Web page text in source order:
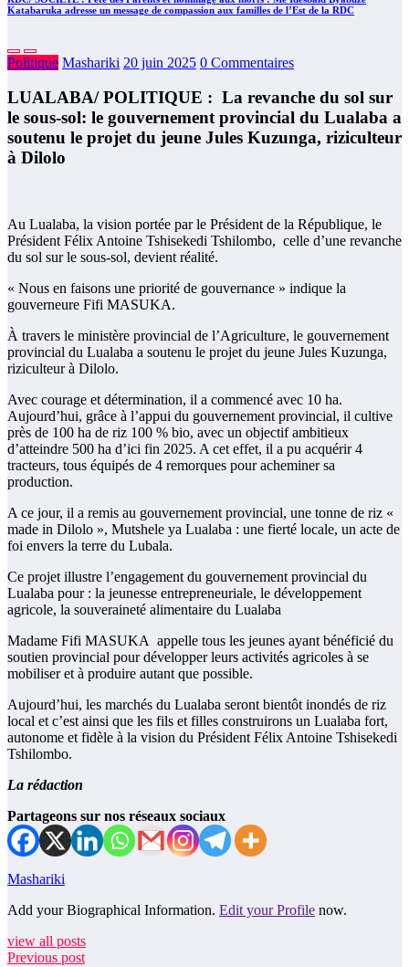
Katabaruka adresse un message de compassion aux familles de l’Est de la RDC
Politique Mashariki 20 juin 2025 0 Commentaires
LUALABA/ POLITIQUE : La revanche du sol sur
le sous-sol: le gouvernement provincial du Lualaba a
soutenu le projet du jeune Jules Kuzunga, riziculteur
à Dilolo
Au Lualaba, la vision portée par le Président de la République, le
Président Félix Antoine Tshisekedi Tshilombo, celle d’une revanche
du sol sur le sous-sol, devient réalité.
« Nous en faisons une priorité de gouvernance » indique la
gouverneure Fifi MASUKA.
À travers le ministère provincial de l’Agriculture, le gouvernement
provincial du Lualaba a soutenu le projet du jeune Jules Kuzunga,
riziculteur à Dilolo.
Avec courage et détermination, il a commencé avec 10 ha.
Aujourd’hui, grâce à l’appui du gouvernement provincial, il cultive
près de 100 ha de riz 100 % bio, avec un objectif ambitieux
d’atteindre 500 ha d’ici fin 2025. A cet effet, il a pu acquérir 4
tracteurs, tous équipés de 4 remorques pour acheminer sa
production.
A ce jour, il a remis au gouvernement provincial, une tonne de riz «
made in Dilolo », Mutshele ya Lualaba : une fierté locale, un acte de
foi envers la terre du Lubala.
Ce projet illustre l’engagement du gouvernement provincial du
Lualaba pour : la jeunesse entrepreneuriale, le développement
agricole, la souveraineté alimentaire du Lualaba
Madame Fifi MASUKA appelle tous les jeunes ayant bénéficié du
soutien provincial pour développer leurs activités agricoles à se
mobiliser et à produire autant que possible.
Aujourd’hui, les marchés du Lualaba seront bientôt inondés de riz
local et c’est ainsi que les fils et filles construirons un Lualaba fort,
autonome et fidèle à la vision du Président Félix Antoine Tshisekedi
Tshilombo.
La rédaction
Partageons sur nos réseaux sociaux
Mashariki
Add your Biographical Information. Edit your Profile now.
view all posts
Previous post